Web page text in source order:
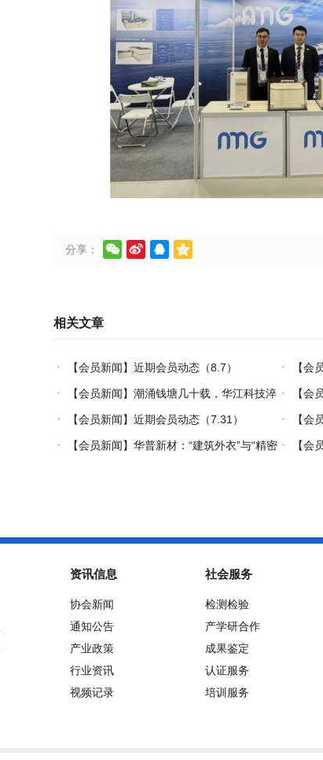
分享：    
相关文章
【会员新闻】近期会员动态（8.7） 【会
【会员新闻】潮涌钱塘几十载，华江科技淬
炼热塑复材中国力量
【会
【会员新闻】近期会员动态（7.31） 【会
【会员新闻】华普新材：“建筑外衣”与“精密
【会
资讯信息
协会新闻
通知公告
产业政策
行业资讯
视频记录
社会服务
检测检验
产学研合作
成果鉴定
认证服务
培训服务